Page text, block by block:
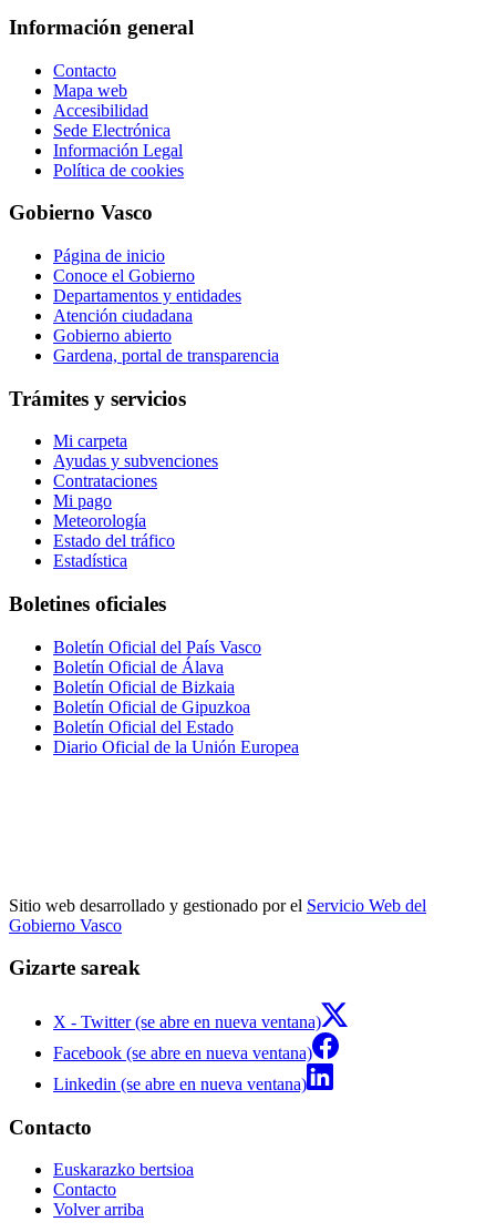
Información general
Contacto
Mapa web
Accesibilidad
Sede Electrónica
Información Legal
Política de cookies
Gobierno Vasco
Página de inicio
Conoce el Gobierno
Departamentos y entidades
Atención ciudadana
Gobierno abierto
Gardena, portal de transparencia
Trámites y servicios
Mi carpeta
Ayudas y subvenciones
Contrataciones
Mi pago
Meteorología
Estado del tráfico
Estadística
Boletines oficiales
Boletín Oficial del País Vasco
Boletín Oficial de Álava
Boletín Oficial de Bizkaia
Boletín Oficial de Gipuzkoa
Boletín Oficial del Estado
Diario Oficial de la Unión Europea
Sitio web desarrollado y gestionado por el Servicio Web del
Gobierno Vasco
Gizarte sareak
X - Twitter (se abre en nueva ventana)
Facebook (se abre en nueva ventana)
Linkedin (se abre en nueva ventana)
Contacto
Euskarazko bertsioa
Contacto
Volver arriba